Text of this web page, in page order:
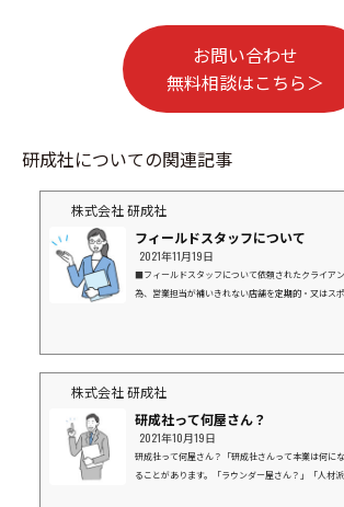
お問い合わせ
無料相談はこちら＞
研成社についての関連記事
株式会社 研成社
フィールドスタッフについて
2021年11月19日
■フィールドスタッフについて依頼されたクライア
為、営業担当が補いきれない店舗を定期的・又はス
置活動が主となりますが、同じ商品でも各店舗の周
株式会社 研成社
研成社って何屋さん？
2021年10月19日
研成社って何屋さん？「研成社さんって本業は何に
ることがあります。「ラウンダー屋さん？」「人材